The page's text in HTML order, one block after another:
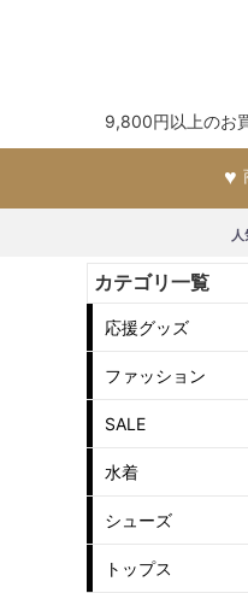
9,800円以上のお
人
カテゴリ一覧
応援グッズ
ファッション
SALE
水着
シューズ
トップス